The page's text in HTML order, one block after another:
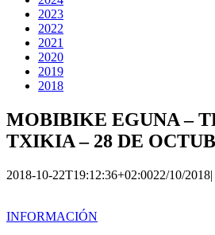
2023
2022
2021
2020
2019
2018
MOBIBIKE EGUNA –
TXIKIA – 28 DE
2018-10-22T19:12:36+02:0022/10/2018|
INFORMACIÓN